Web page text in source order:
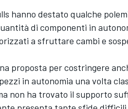
hanno destato qualche
di componenti in
a sfruttare cambi e
proposta per costringere
in autonomia una volta
non ha trovato il supporto